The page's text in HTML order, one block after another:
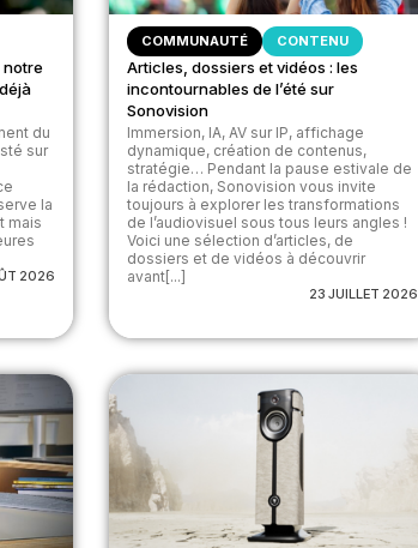
notre
du
sur
la
mais
2026
COMMUNAUTÉ CONTENU
Articles, dossiers et vidéos : les
incontournables de l’été sur
Sonovision
Immersion, IA, AV sur IP, affichage
dynamique, création de contenus,
stratégie… Pendant la pause estivale de
la rédaction, Sonovision vous invite
toujours à explorer les transformations
de l’audiovisuel sous tous leurs angles !
Voici une sélection d’articles, de
dossiers et de vidéos à découvrir
avant[...]
23 JUILLET 2026